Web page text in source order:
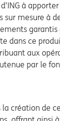
à
sur mesure à
dans ce
aux
par le
création de